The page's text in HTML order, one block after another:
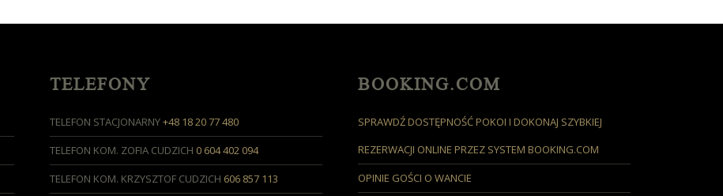
TELEFONY
TELEFON STACJONARNY+48 18 20 77 480
TELEFON KOM. ZOFIA CUDZICH 0 604 402 094
TELEFON KOM. KRZYSZTOF CUDZICH 606 857 113
BOOKING.COM
SPRAWDŹ DOSTĘPNOŚĆ POKOI I DOKONAJ SZYBKIEJ
REZERWACJI ONLINE PRZEZ SYSTEM BOOKING.COM
OPINIE GOŚCI O WANCIE